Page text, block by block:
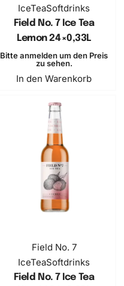
IceTeaSoftdrinks
Field No. 7 Ice Tea
Lemon 24×0,33L
Bitte anmelden um den Preis
zu sehen.
In den Warenkorb
Field No. 7
IceTeaSoftdrinks
Field No. 7 Ice Tea